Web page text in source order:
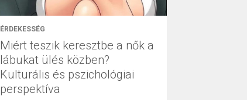
ÉRDEKESSÉG
Miért teszik keresztbe a nők a
lábukat ülés közben?
Kulturális és pszichológiai
perspektíva